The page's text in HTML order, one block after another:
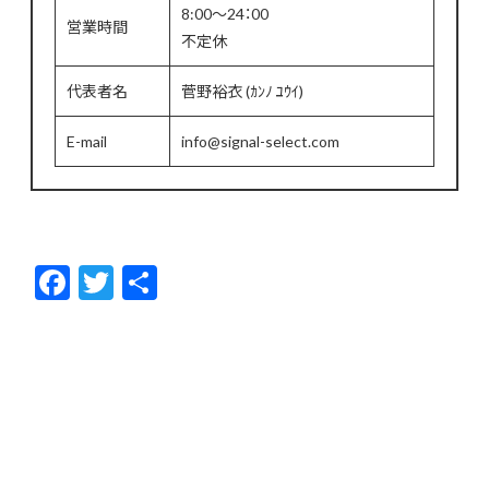
営業時間
8:00～24：00
不定休
代表者名 菅野裕衣 (ｶﾝﾉ ﾕｳｲ)
E-mail info@signal-select.com
F
ac
T
w